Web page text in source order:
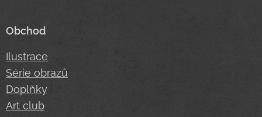
Obchod
Ilustrace
Série obrazů
Doplňky
Art club